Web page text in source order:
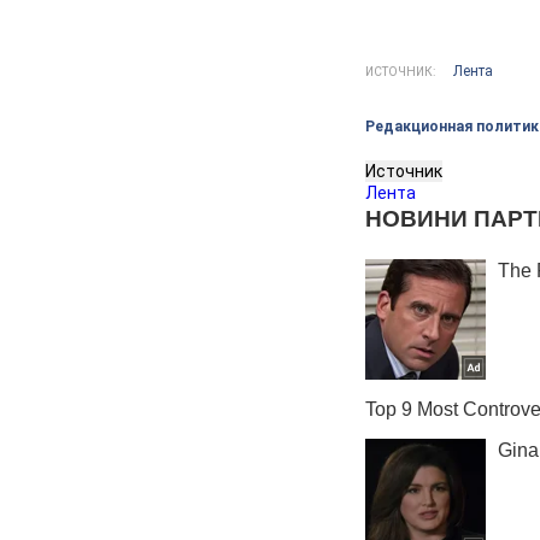
ИСТОЧНИК: Лента
Редакционная
Источник
Лента